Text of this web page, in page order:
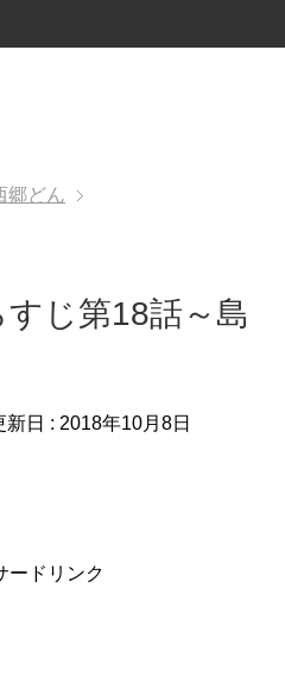
郷どん
じ第18話～島
新日 : 2018年10月8日
ードリンク